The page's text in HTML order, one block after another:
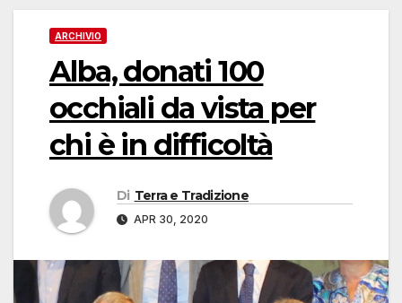
ARCHIVIO
Alba, donati 100
occhiali da vista per
chi è in difficoltà
Di Terra e Tradizione
APR 30, 2020